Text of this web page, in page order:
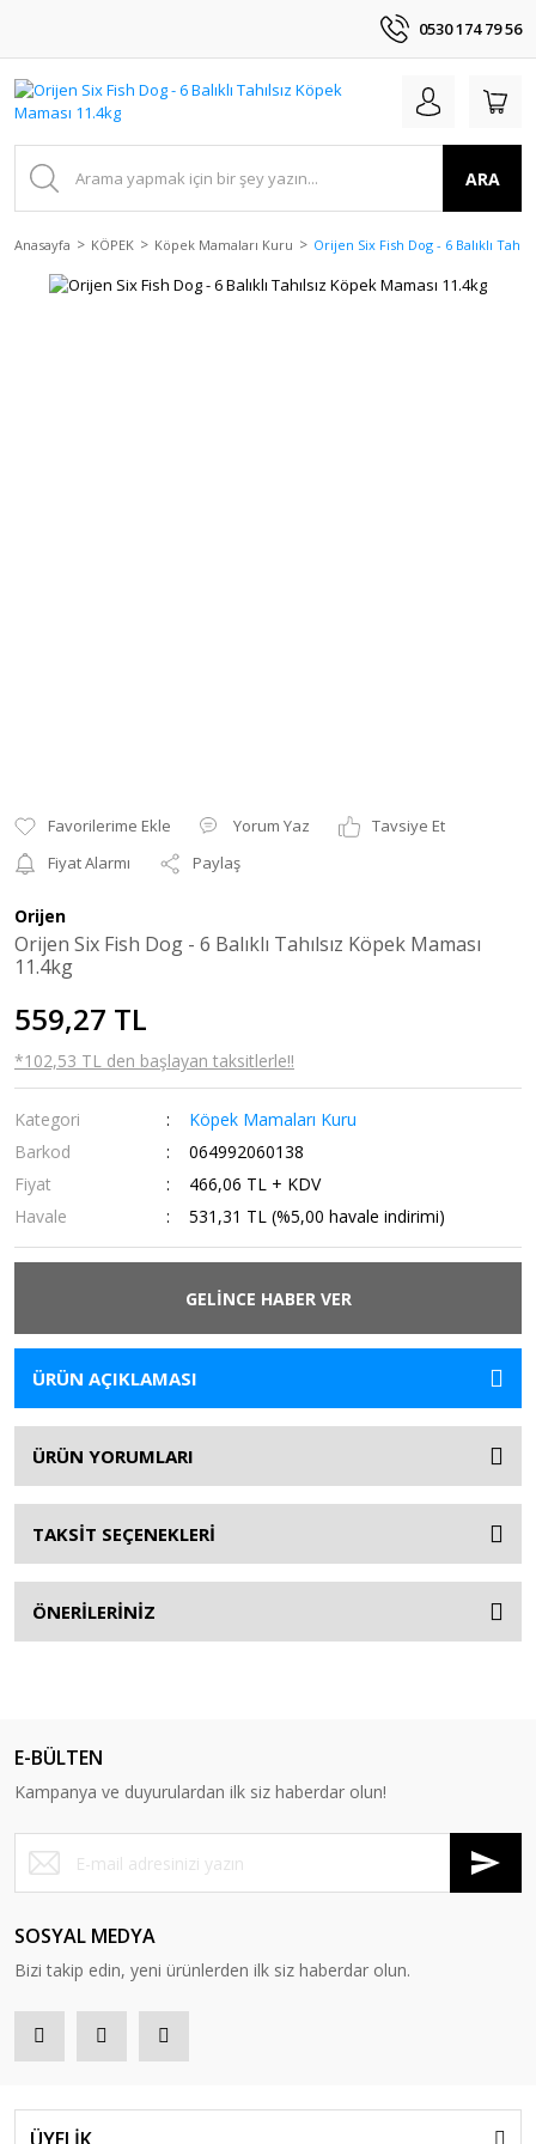
0530 174 79 56
ARA
Anasayfa KÖPEK Köpek Mamaları Kuru Orijen Six Fish Dog - 6 Balıklı
Yorum Yaz
Tavsiye Et
Fiyat Alarmı
Paylaş
Orijen
Orijen Six Fish Dog - 6 Balıklı Tahılsız Köpek Maması
11.4kg
559,27 TL
*102,53 TL den başlayan taksitlerle!!
Kategori
Köpek Mamaları Kuru
Barkod
064992060138
Fiyat
466,06 TL + KDV
Havale
531,31 TL (%5,00 havale indirimi)
GELİNCE HABER VER
ÜRÜN AÇIKLAMASI
ÜRÜN YORUMLARI
TAKSİT SEÇENEKLERİ
ÖNERİLERİNİZ
E-BÜLTEN
Kampanya ve duyurulardan ilk siz haberdar olun!
SOSYAL MEDYA
Bizi takip edin, yeni ürünlerden ilk siz haberdar olun.